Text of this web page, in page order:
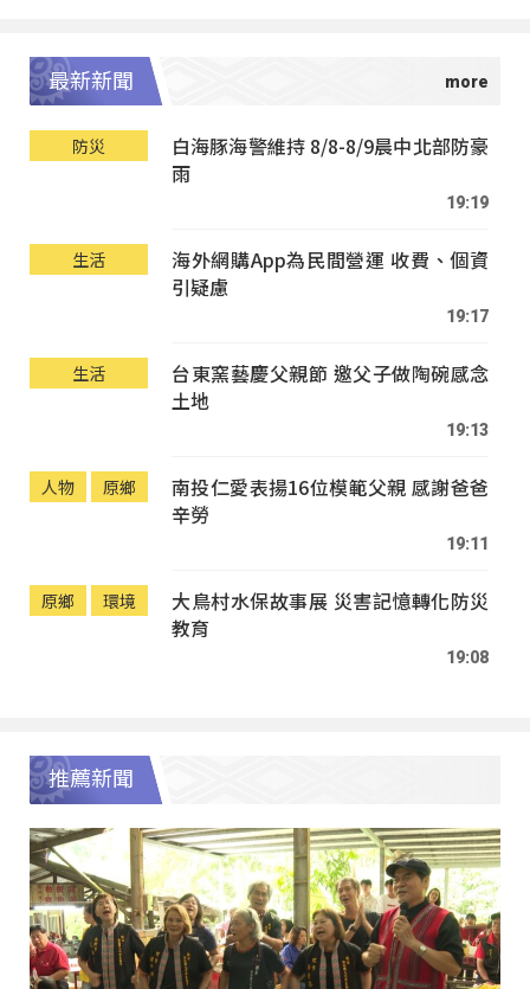
最新新聞
防災
白海豚海警維持 8/8-8/9晨中北部防豪
雨
19:19
生活
海外網購App為民間營運 收費、個資
引疑慮
19:17
生活
台東窯藝慶父親節 邀父子做陶碗感念
土地
19:13
人物 原鄉
南投仁愛表揚16位模範父親 感謝爸爸
辛勞
19:11
原鄉 環境
大鳥村水保故事展 災害記憶轉化防災
教育
19:08
推薦新聞